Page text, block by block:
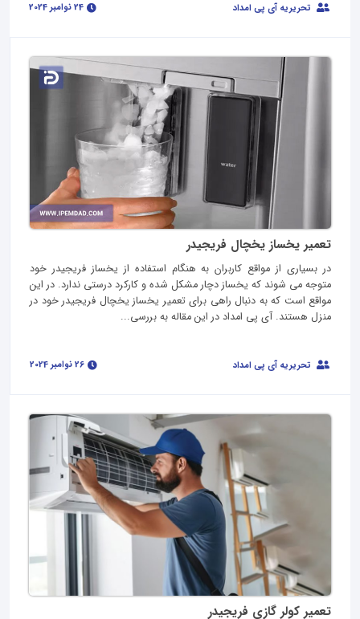
تحریریه آی پی امداد
تعمیر یخساز یخچال فریجیدر
در بسیاری از مواقع کاربران به هنگام استفاده از یخساز فریجیدر خود
متوجه می شوند که یخساز دچار مشکل شده و کارکرد درستی ندارد. در این
مواقع است که به دنبال راهی برای تعمیر یخساز یخچال فریجیدر خود در
منزل هستند. آی پی امداد در این مقاله به بررسی...
تحریریه آی پی امداد
تعمیر کولر گازی فریجیدر